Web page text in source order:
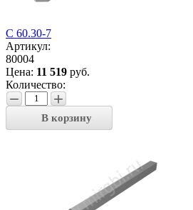
С 60.30-7
Артикул:
80004
Цена: 11 519 руб.
Количество:
− +
В корзину